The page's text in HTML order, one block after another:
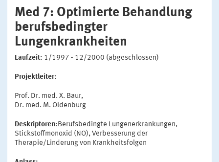
Med 7: Optimierte Behandlung
berufsbedingter
Lungenkrankheiten
Laufzeit: 1/1997 - 12/2000 (abgeschlossen)
Projektleiter:
Prof. Dr. med. X. Baur,
Dr. med. M. Oldenburg
Deskriptoren:Berufsbedingte Lungenerkrankungen,
Stickstoffmonoxid (NO), Verbesserung der
Therapie/Linderung von Krankheitsfolgen